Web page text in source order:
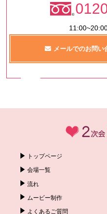
メールでのお問い
トップページ
会場一覧
流れ
ムービー制作
よくあるご質問